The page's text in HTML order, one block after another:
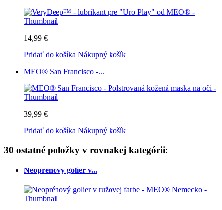
14,99 €
Pridať do košíka Nákupný košík
MEO® San Francisco -...
39,99 €
Pridať do košíka Nákupný košík
30 ostatné položky v rovnakej kategórii:
Neoprénový golier v...